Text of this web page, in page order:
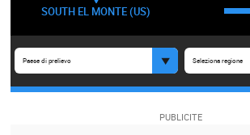
SOUTH EL MONTE (US)
Paese di prelievo Seleziona regione